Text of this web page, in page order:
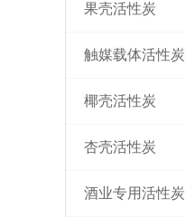
果壳活性炭
触媒载体活性炭
椰壳活性炭
杏壳活性炭
酒业专用活性炭